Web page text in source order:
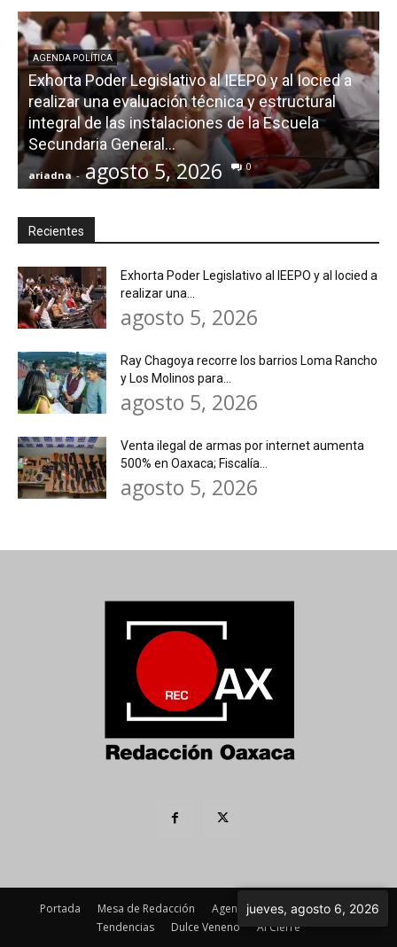
AGENDA POLÍTICA
Exhorta Poder Legislativo al IEEPO y al Iocied a
realizar una evaluación técnica y estructural
integral de las instalaciones de la Escuela
Secundaria General...
ariadna - agosto 5, 2026 0
Recientes
Exhorta Poder Legislativo al IEEPO y al Iocied a
realizar una...
agosto 5, 2026
Ray Chagoya recorre los barrios Loma Rancho
y Los Molinos para...
agosto 5, 2026
Venta ilegal de armas por internet aumenta
500% en Oaxaca; Fiscalía...
agosto 5, 2026
Portada Mesa de Redacción Agenda Política
Imagen
Tendencias
Dulce Veneno Al Cierre
jueves, agosto 6, 2026